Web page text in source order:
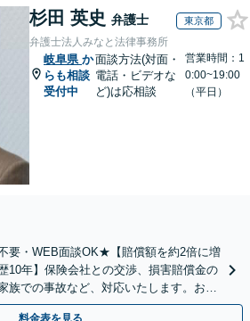
杉田 英史 弁護士 東京都
弁護士法人みなと法律事務所
岐阜県 か
らも相談
受付中
面談方法(対面・
電話・ビデオな
ど)は応相談
営業時間：1
0:00~19:00
（平日）
要・WEB面談OK★【賠償額を約2倍に増
10年】保険会社との交渉、損害賠償金の
族での事故など、対応いたします。お早
談・着手金無料】
料金表を見る